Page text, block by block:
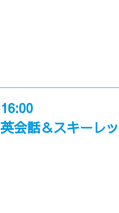
16:00
英会話＆スキーレ